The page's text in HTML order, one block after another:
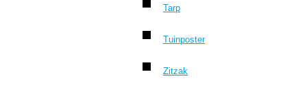
Tarp
Tuinposter
Zitzak